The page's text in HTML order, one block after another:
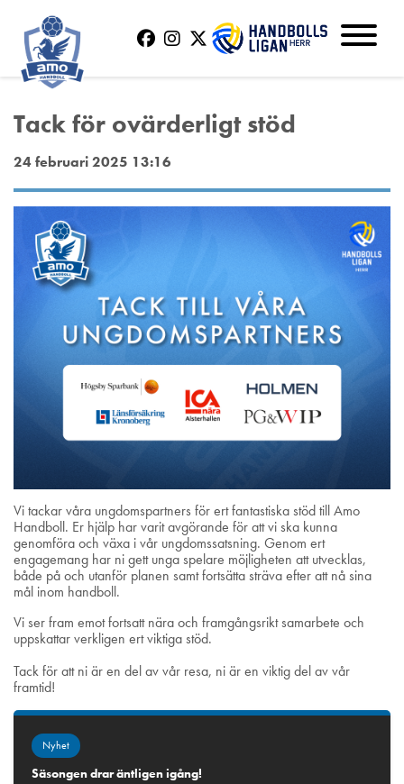
Tack för ovärderligt stöd
24 februari 2025 13:16
Vi tackar våra ungdomspartners för ert fantastiska stöd till Amo
Handboll. Er hjälp har varit avgörande för att vi ska kunna
genomföra och växa i vår ungdomssatsning. Genom ert
engagemang har ni gett unga spelare möjligheten att utvecklas,
både på och utanför planen samt fortsätta sträva efter att nå sina
mål inom handboll.
Vi ser fram emot fortsatt nära och framgångsrikt samarbete och
uppskattar verkligen ert viktiga stöd.
Tack för att ni är en del av vår resa, ni är en viktig del av vår
framtid!
Nyhet
Säsongen drar äntligen igång!